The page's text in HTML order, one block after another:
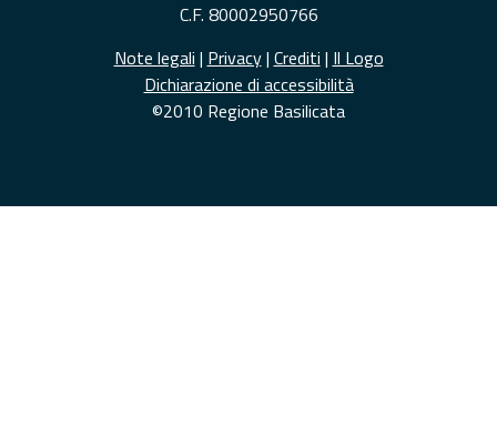
C.F. 80002950766
Note legali | Privacy| Crediti | Il Logo
Dichiarazione di accessibilità
©2010 Regione Basilicata